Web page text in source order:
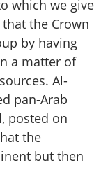
which we give
the Crown
by having
a matter of
Al-
pan-Arab
posted on
the
but then